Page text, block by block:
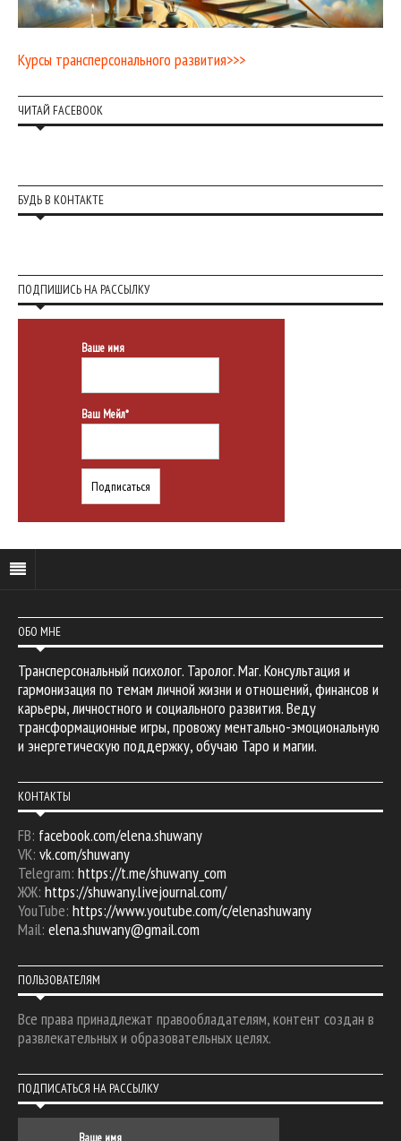
Курсы трансперсонального развития>>>
ЧИТАЙ FACEBOOK
БУДЬ В КОНТАКТЕ
ПОДПИШИСЬ НА РАССЫЛКУ
Ваше имя
Ваш Мейл*
ОБО МНЕ
Трансперсональный психолог. Таролог. Маг. Консультация и
гармонизация по темам личной жизни и отношений, финансов и
карьеры, личностного и социального развития. Веду
трансформационные игры, провожу ментально-эмоциональную
и энергетическую поддержку, обучаю Таро и магии.
КОНТАКТЫ
FB: facebook.com/elena.shuwany
VK: vk.com/shuwany
Telegram: https://t.me/shuwany_com
ЖЖ: https://shuwany.livejournal.com/
YouTube: https://www.youtube.com/c/elenashuwany
Mail: elena.shuwany@gmail.com
ПОЛЬЗОВАТЕЛЯМ
Все права принадлежат правообладателям, контент создан в
развлекательных и образовательных целях.
ПОДПИСАТЬСЯ НА РАССЫЛКУ